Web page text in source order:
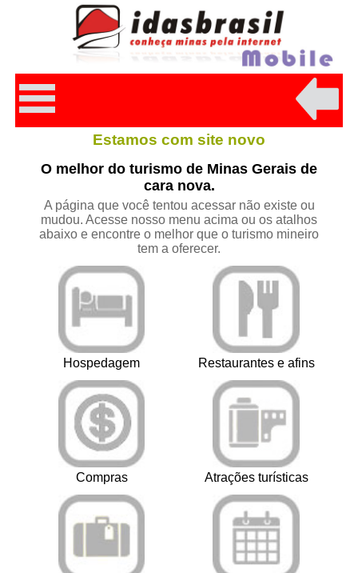
Estamos com site novo
O melhor do turismo de Minas Gerais de
cara nova.
A página que você tentou acessar não existe ou
mudou. Acesse nosso menu acima ou os atalhos
abaixo e encontre o melhor que o turismo mineiro
tem a oferecer.
Hospedagem Restaurantes e afins
Compras Atrações turísticas